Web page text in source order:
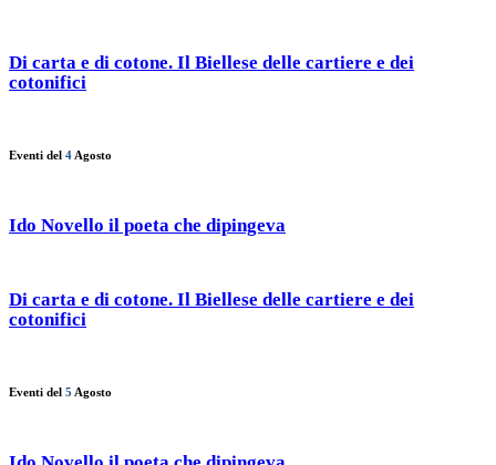
Di carta e di cotone. Il Biellese delle cartiere e dei
cotonifici
Eventi del 4 Agosto
Ido Novello il poeta che dipingeva
Di carta e di cotone. Il Biellese delle cartiere e dei
cotonifici
Eventi del 5 Agosto